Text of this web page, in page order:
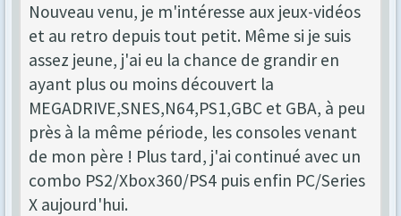
Nouveau venu, je m'intéresse aux jeux-vidéos
et au retro depuis tout petit. Même si je suis
assez jeune, j'ai eu la chance de grandir en
ayant plus ou moins découvert la
MEGADRIVE,SNES,N64,PS1,GBC et GBA, à peu
près à la même période, les consoles venant
de mon père ! Plus tard, j'ai continué avec un
combo PS2/Xbox360/PS4 puis enfin PC/Series
X aujourd'hui.